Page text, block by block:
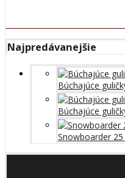
Najpredávanejšie
Búchajúce
Búchajúce
Snowboarder